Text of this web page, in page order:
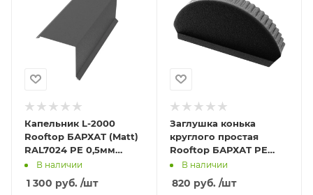
Капельник L-2000
Rooftop БАРХАТ (Matt)
RAL7024 PE 0,5мм
Zn180 МК
В наличии
1 300 руб. /шт
Заглушка конька
круглого простая
Rooftop БАРХАТ PE
RAL9005 00,5мм Zn180
В наличии
820 руб. /шт